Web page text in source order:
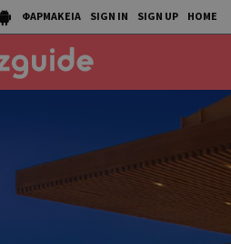
ΦΑΡΜΑΚΕΙΑ SIGN IN SIGN UP HOME